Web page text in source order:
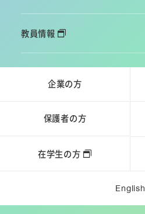
教員情報
企業の方
保護者の方
在学生の方
English